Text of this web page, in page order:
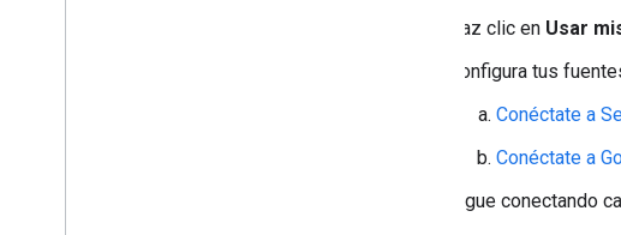
Haz clic en Usar
Configura tus
Conéctate a
Conéctate a
Sigue conectando